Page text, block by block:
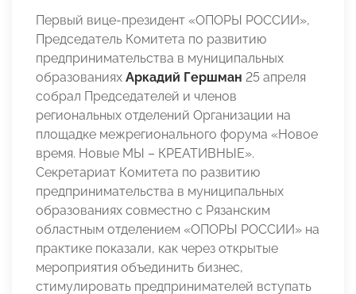
Первый вице-президент «ОПОРЫ РОССИИ»,
Председатель Комитета по развитию
предпринимательства в муниципальных
образованиях Аркадий Гершман 25 апреля
собрал Председателей и членов
региональных отделений Организации на
площадке межрегионального форума «Новое
время. Новые МЫ – КРЕАТИВНЫЕ».
Секретариат Комитета по развитию
предпринимательства в муниципальных
образованиях совместно с Рязанским
областным отделением «ОПОРЫ РОССИИ» на
практике показали, как через открытые
мероприятия объединить бизнес,
стимулировать предпринимателей вступать